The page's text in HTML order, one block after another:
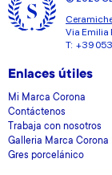
Via Emilia
T: +39
Enlaces útiles
Mi Marca Corona
Contáctenos
Trabaja con nosotros
Galleria Marca Corona
Gres porcelánico